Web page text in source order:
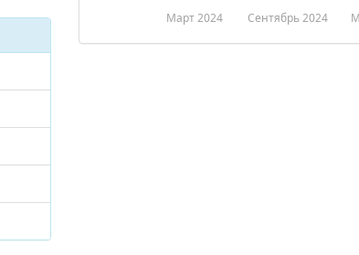
Март 2024 Сентябрь 2024